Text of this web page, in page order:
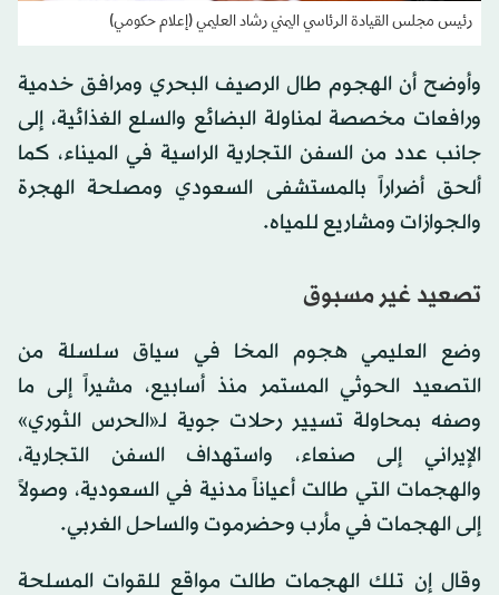
رئيس مجلس القيادة الرئاسي اليمني رشاد العليمي (إعلام حكومي)
وأوضح أن الهجوم طال الرصيف البحري ومرافق خدمية
ورافعات مخصصة لمناولة البضائع والسلع الغذائية، إلى
جانب عدد من السفن التجارية الراسية في الميناء، كما
ألحق أضراراً بالمستشفى السعودي ومصلحة الهجرة
والجوازات ومشاريع للمياه.
تصعيد غير مسبوق
وضع العليمي هجوم المخا في سياق سلسلة من
التصعيد الحوثي المستمر منذ أسابيع، مشيراً إلى ما
وصفه بمحاولة تسيير رحلات جوية لـ«الحرس الثوري»
الإيراني إلى صنعاء، واستهداف السفن التجارية،
والهجمات التي طالت أعياناً مدنية في السعودية، وصولاً
إلى الهجمات في مأرب وحضرموت والساحل الغربي.
وقال إن تلك الهجمات طالت مواقع للقوات المسلحة